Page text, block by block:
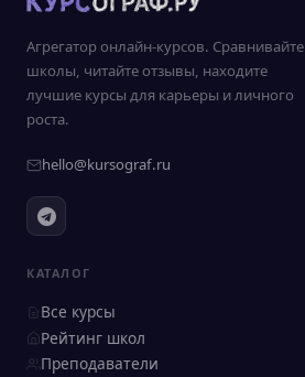
Агрегатор онлайн-курсов. Сравнивайте
школы, читайте отзывы, находите
лучшие курсы для карьеры и личного
роста.
hello@kursograf.ru
КАТАЛОГ
Все курсы
Рейтинг школ
Преподаватели